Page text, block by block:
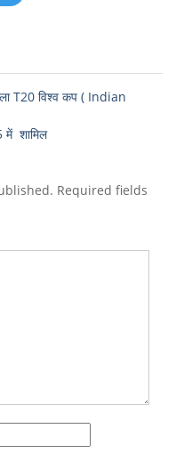
T20 विश्व कप ( Indian
में शामिल
Required fields